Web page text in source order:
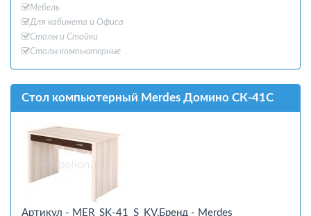
Мебель
Для кабинета и Офиcа
Столы и Стойки
Столы компьютерные
Стол компьютерный Merdes Домино СК-41С
Артикул - MER_SK-41_S_KV,Бренд - Merdes